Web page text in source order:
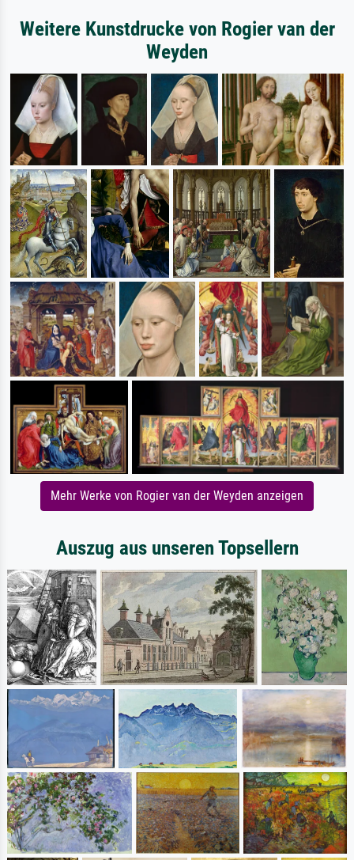
Weitere Kunstdrucke von Rogier van der
Weyden
Mehr Werke von Rogier van der Weyden anzeigen
Auszug aus unseren Topsellern